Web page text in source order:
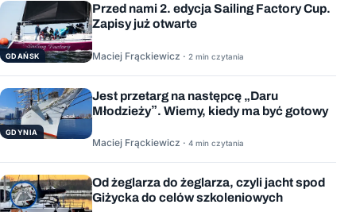
GDAŃSK
Przed nami 2. edycja Sailing Factory Cup.
Zapisy już otwarte
Maciej Frąckiewicz · 2 min czytania
GDYNIA
Jest przetarg na następcę „Daru
Młodzieży”. Wiemy, kiedy ma być gotowy
Maciej Frąckiewicz · 4 min czytania
Od żeglarza do żeglarza, czyli jacht spod
Giżycka do celów szkoleniowych